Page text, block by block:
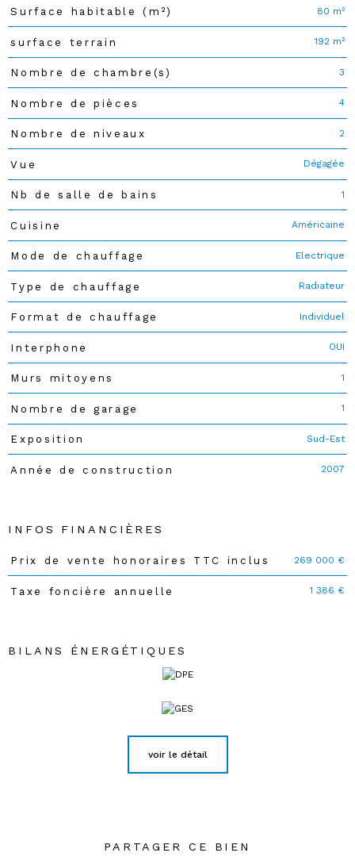
Surface habitable (m²) 80 m²
surface terrain 192 m²
Nombre de chambre(s) 3
Nombre de pièces 4
Nombre de niveaux 2
Vue Dégagée
Nb de salle de bains 1
Cuisine Américaine
Mode de chauffage Electrique
Type de chauffage Radiateur
Format de chauffage Individuel
Interphone OUI
Murs mitoyens 1
Nombre de garage 1
Exposition Sud-Est
Année de construction 2007
INFOS FINANCIÈRES
Caractéristiques Valeurs
Prix de vente honoraires TTC inclus 269 000 €
Taxe foncière annuelle 1 386 €
BILANS ÉNERGÉTIQUES
voir le détail
PARTAGER CE BIEN